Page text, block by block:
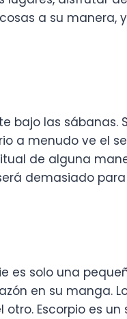
a su manera,
bajo las sábanas.
a menudo ve el
de alguna
demasiado
es solo una
en su manga.
Escorpio es un